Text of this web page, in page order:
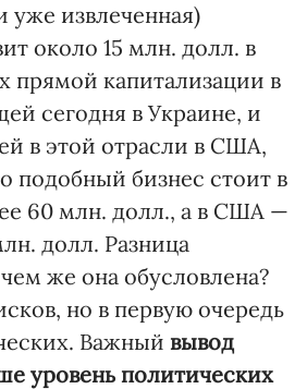
извлеченная)
около 15 млн. долл. в
прямой капитализации в
сегодня в Украине, и
в этой отрасли в США,
подобный бизнес стоит в
60 млн. долл., а в США —
долл. Разница
же она обусловлена?
но в первую очередь
Важный вывод
уровень политических